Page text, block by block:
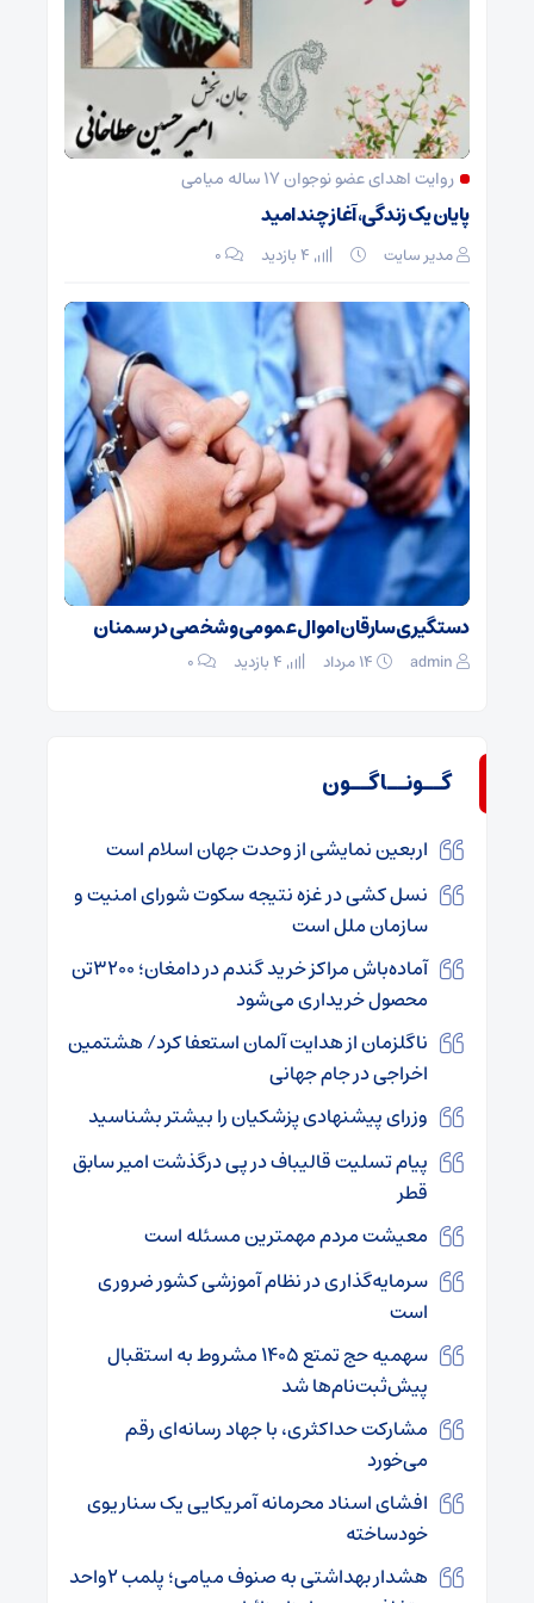
روایت اهدای عضو نوجوان ۱۷ ساله میامی
پایان یک زندگی، آغاز چند امید
مدیر سایت ۰
دستگیری سارقان اموال عمومی و شخصی در سمنان
admin ۰
گــونــاگــون
اربعین نمایشی از وحدت جهان اسلام است
نسل کشی در غزه نتیجه سکوت شورای امنیت و
سازمان ملل است
آماده‌باش مراکز خرید گندم در دامغان؛ ۳۲۰۰تن
محصول خریداری می‌شود
ناگلزمان از هدایت آلمان استعفا کرد/ هشتمین
اخراجی در جام جهانی
وزرای پیشنهادی پزشکیان را بیشتر بشناسید
پیام تسلیت قالیباف در پی درگذشت امیر سابق
قطر
معیشت مردم مهمترین مسئله است
سرمایه‌گذاری در نظام آموزشی کشور ضروری
است
سهمیه حج تمتع ۱۴۰۵ مشروط به استقبال
پیش‌ثبت‌نام‌ها شد
مشارکت حداکثری، با جهاد رسانه‌ای رقم
می‌خورد
افشای اسناد محرمانه آمریکایی یک سناریوی
خودساخته
هشدار بهداشتی به صنوف میامی؛ پلمب ۲واحد